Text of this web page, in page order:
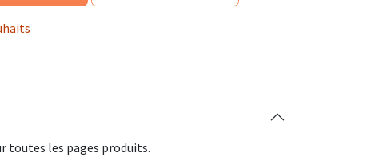
toutes les pages produits.